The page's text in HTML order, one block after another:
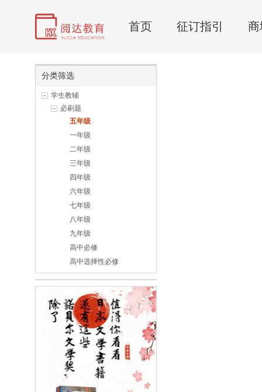
首页 征订指引 商
分类筛选
学生教辅
必刷题
五年级
一年级
二年级
三年级
四年级
六年级
七年级
八年级
九年级
高中必修
高中选择性必修